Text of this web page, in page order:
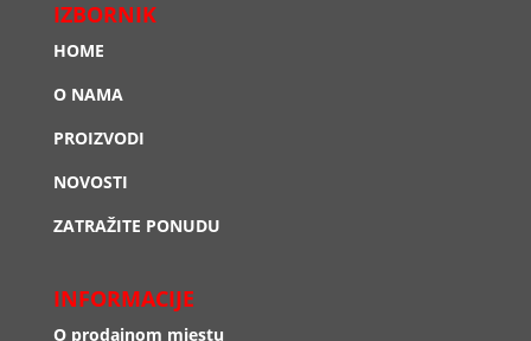
IZBORNIK
HOME
O NAMA
PROIZVODI
NOVOSTI
ZATRAŽITE PONUDU
INFORMACIJE
O prodajnom mjestu